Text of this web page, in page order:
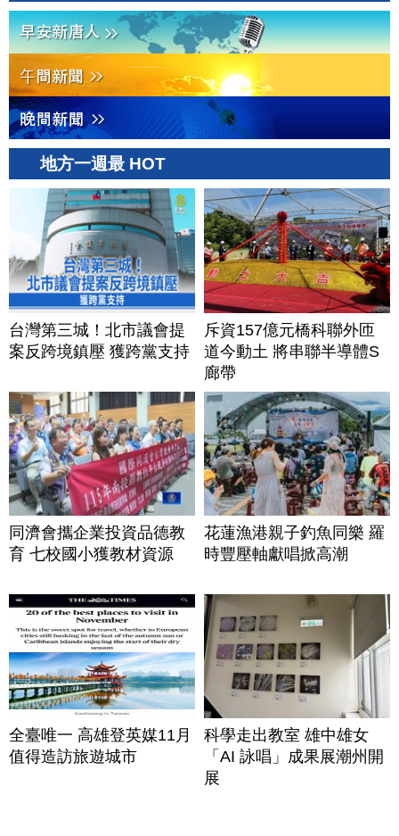
地方一週最 HOT
台灣第三城！北市議會提
案反跨境鎮壓 獲跨黨支持
斥資157億元橋科聯外匝
道今動土 將串聯半導體S
廊帶
同濟會攜企業投資品德教
育 七校國小獲教材資源
花蓮漁港親子釣魚同樂 羅
時豐壓軸獻唱掀高潮
全臺唯一 高雄登英媒11月
值得造訪旅遊城市
科學走出教室 雄中雄女
「AI 詠唱」成果展潮州開
展